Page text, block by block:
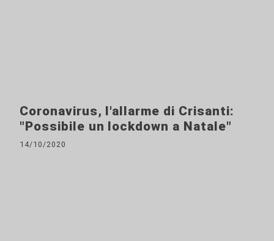
Coronavirus, l'allarme di Crisanti:
"Possibile un lockdown a Natale"
14/10/2020